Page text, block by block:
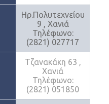
Ηρ.Πολυτεχνείου
9 , Χανιά
Τηλέφωνο:
(2821) 027717
Τζανακάκη 63 ,
Χανιά
Τηλέφωνο:
(2821) 051850